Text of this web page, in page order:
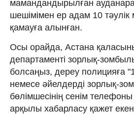
мамандандырылған
шешімімен ер адам 10 тәулік
қамауға алынған.
Осы орайда, Астана
департаменті зорлық-
болсаңыз, дереу полицияға
немесе әйелдерді зорлық-
бөлімшесінің сенім
арқылы хабарласу қажет